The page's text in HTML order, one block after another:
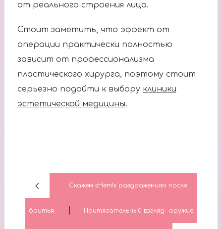
от реального строения лица.
Стоит заметить, что эффект от
операции практически полностью
зависит от профессионализма
пластического хирурга, поэтому стоит
серьезно подойти к выбору клиники
эстетической медицины.
Скажем «Нет!» раздражениям после
бритья. Притягательный взгляд- оружие